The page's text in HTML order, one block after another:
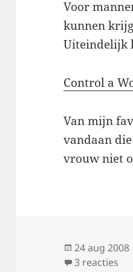
Voor
kunnen
Uiteindelijk
Control a
Van mijn
vandaan
vrouw niet
Geplaatst
op
24 aug 2008
3 reacties